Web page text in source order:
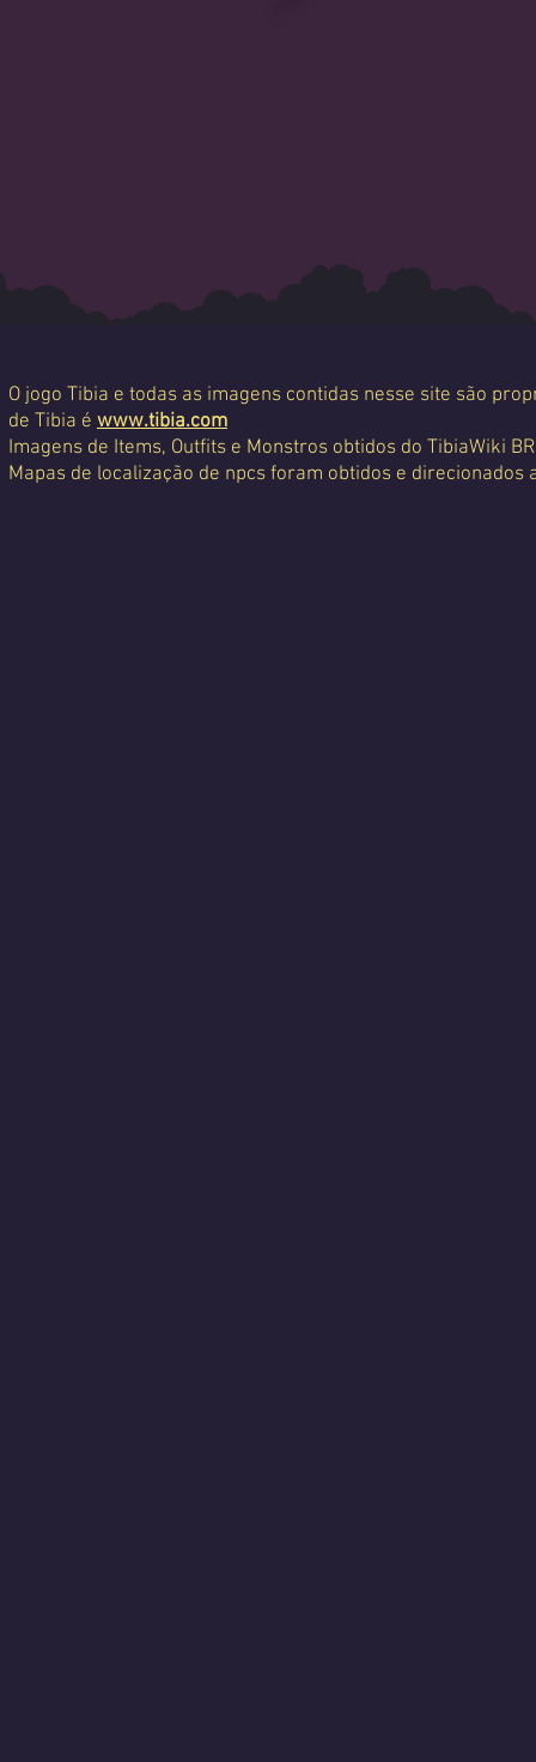
O jogo Tibia e todas as imagens contidas nesse site são
de Tibia é www.tibia.com
Imagens de Items, Outfits e Monstros obtidos do TibiaWiki
Mapas de localização de npcs foram obtidos e direcionados